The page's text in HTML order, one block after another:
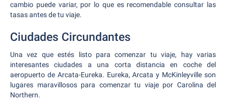
cambio puede variar, por lo que es recomendable consultar las
tasas antes de tu viaje.
Ciudades Circundantes
Una vez que estés listo para comenzar tu viaje, hay varias
interesantes ciudades a una corta distancia en coche del
aeropuerto de Arcata-Eureka. Eureka, Arcata y McKinleyville son
lugares maravillosos para comenzar tu viaje por Carolina del
Northern.